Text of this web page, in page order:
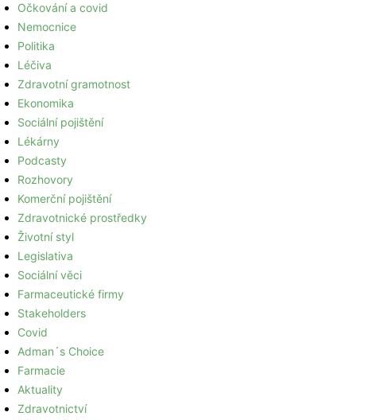
Očkování a covid
Nemocnice
Politika
Léčiva
Zdravotní gramotnost
Ekonomika
Sociální pojištění
Lékárny
Podcasty
Rozhovory
Komerční pojištění
Zdravotnické prostředky
Životní styl
Legislativa
Sociální věci
Farmaceutické firmy
Stakeholders
Covid
Adman´s Choice
Farmacie
Aktuality
Zdravotnictví